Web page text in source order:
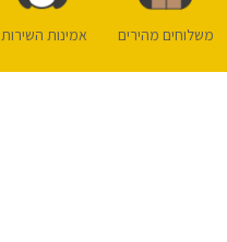
משלוחים מהירים אמינות השירות